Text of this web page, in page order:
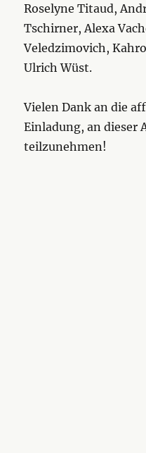
Roselyne Titaud,
Tschirner, Alexa
Veledzimovich,
Ulrich Wüst.
Vielen Dank an die
Einladung, an dieser
teilzunehmen!